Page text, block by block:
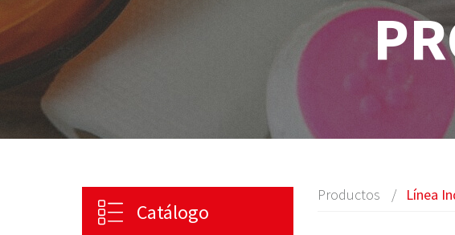
Catálogo
Productos Línea